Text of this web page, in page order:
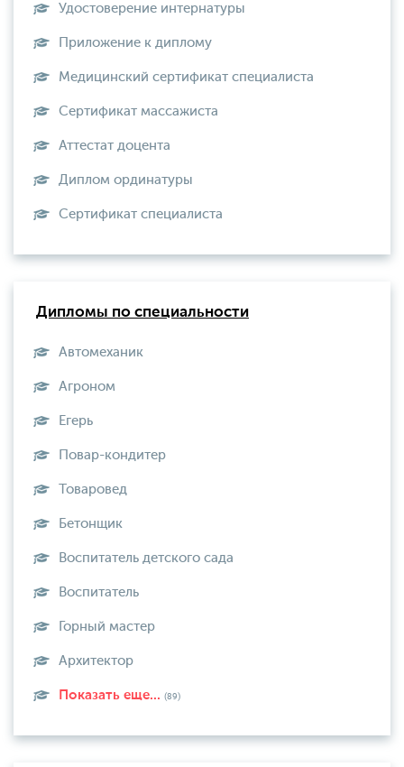
Удостоверение интернатуры
Приложение к диплому
Медицинский сертификат специалиста
Сертификат массажиста
Аттестат доцента
Диплом ординатуры
Сертификат специалиста
Дипломы по специальности
Автомеханик
Агроном
Егерь
Повар-кондитер
Товаровед
Бетонщик
Воспитатель детского сада
Воспитатель
Горный мастер
Архитектор
Показать еще... (89)